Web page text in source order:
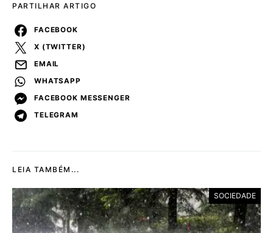
PARTILHAR ARTIGO
FACEBOOK
X (TWITTER)
EMAIL
WHATSAPP
FACEBOOK MESSENGER
TELEGRAM
LEIA TAMBÉM...
SOCIEDADE